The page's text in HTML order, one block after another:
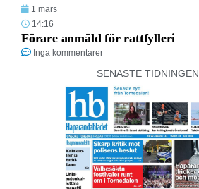
1 mars
14:16
Förare anmäld för rattfylleri
Inga kommentarer
SENASTE TIDNINGEN